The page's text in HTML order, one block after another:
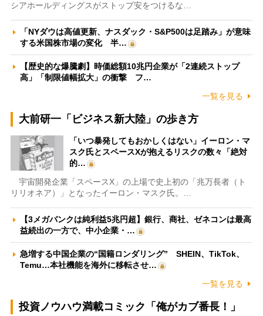
シアホールディングスがストップ安をつけるな…
「NYダウは高値更新、ナスダック・S&P500は足踏み」が意味
する米国株市場の変化 半…
【歴史的な爆騰劇】時価総額10兆円企業が「2連続ストップ
高」「制限値幅拡大」の衝撃 フ…
一覧を見る
大前研一「ビジネス新大陸」の歩き方
「いつ暴発してもおかしくはない」イーロン・マ
スク氏とスペースXが抱えるリスクの数々「絶対
的…
宇宙開発企業「スペースX」の上場で史上初の「兆万長者（ト
リリオネア）」となったイーロン・マスク氏。…
【3メガバンクは純利益5兆円超】銀行、商社、ゼネコンは最高
益続出の一方で、中小企業・…
急増する中国企業の“国籍ロンダリング” SHEIN、TikTok、
Temu…本社機能を海外に移転させ…
一覧を見る
投資ノウハウ満載コミック「俺がカブ番長！」